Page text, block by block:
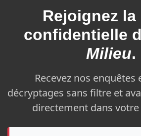
Rejoignez la
confidentielle
Milieu.
Recevez nos enquêtes
décryptages sans filtre et
directement dans